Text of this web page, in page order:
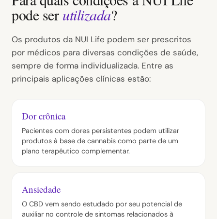
pode ser utilizada?
Os produtos da NUI Life podem ser prescritos
por médicos para diversas condições de saúde,
sempre de forma individualizada. Entre as
principais aplicações clínicas estão:
Dor crônica
Pacientes com dores persistentes podem utilizar
produtos à base de cannabis como parte de um
plano terapêutico complementar.
Ansiedade
O CBD vem sendo estudado por seu potencial de
auxiliar no controle de sintomas relacionados à